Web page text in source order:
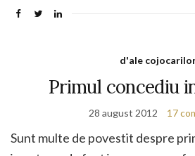
d'ale
Primul concediu
28 august 2012 17
Sunt multe de povestit despre